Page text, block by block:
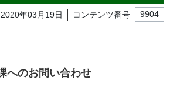
2020年03月19日 コンテンツ番号 9904
へのお問い合わせ